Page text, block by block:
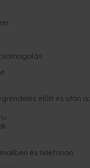
előtt és után is:
és telefonon.